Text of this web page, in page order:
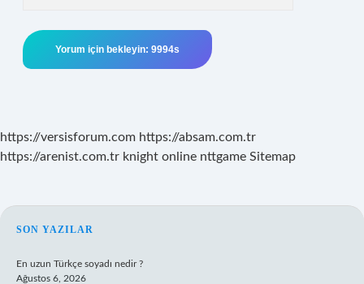
https://versisforum.com https://absam.com.tr
https://arenist.com.tr knight online nttgame Sitemap
SIDEBAR
SON YAZILAR
En uzun Türkçe soyadı nedir ?
Ağustos 6, 2026